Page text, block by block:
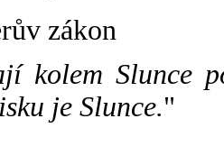
zákon
kolem Slunce
je Slunce."